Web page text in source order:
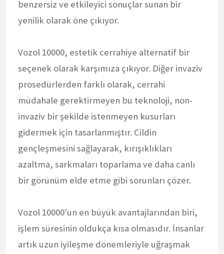
benzersiz ve etkileyici sonuçlar sunan bir
yenilik olarak öne çıkıyor.
Vozol 10000, estetik cerrahiye alternatif bir
seçenek olarak karşımıza çıkıyor. Diğer invaziv
prosedürlerden farklı olarak, cerrahi
müdahale gerektirmeyen bu teknoloji, non-
invaziv bir şekilde istenmeyen kusurları
gidermek için tasarlanmıştır. Cildin
gençleşmesini sağlayarak, kırışıklıkları
azaltma, sarkmaları toparlama ve daha canlı
bir görünüm elde etme gibi sorunları çözer.
Vozol 10000'un en büyük avantajlarından biri,
işlem süresinin oldukça kısa olmasıdır. İnsanlar
artık uzun iyileşme dönemleriyle uğraşmak